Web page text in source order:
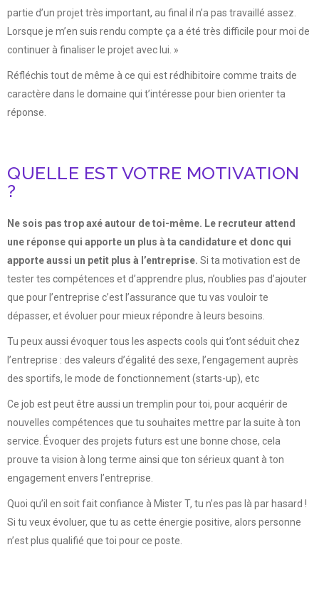
partie d’un projet très important, au final il n’a pas travaillé assez.
Lorsque je m’en suis rendu compte ça a été très difficile pour moi de
continuer à finaliser le projet avec lui. »
Réfléchis tout de même à ce qui est rédhibitoire comme traits de
caractère dans le domaine qui t’intéresse pour bien orienter ta
réponse.
QUELLE EST VOTRE MOTIVATION
?
Ne sois pas trop axé autour de toi-même. Le recruteur attend
une réponse qui apporte un plus à ta candidature et donc qui
apporte aussi un petit plus à l’entreprise. Si ta motivation est de
tester tes compétences et d’apprendre plus, n’oublies pas d’ajouter
que pour l’entreprise c’est l’assurance que tu vas vouloir te
dépasser, et évoluer pour mieux répondre à leurs besoins.
Tu peux aussi évoquer tous les aspects cools qui t’ont séduit chez
l’entreprise : des valeurs d’égalité des sexe, l’engagement auprès
des sportifs, le mode de fonctionnement (starts-up), etc
Ce job est peut être aussi un tremplin pour toi, pour acquérir de
nouvelles compétences que tu souhaites mettre par la suite à ton
service. Évoquer des projets futurs est une bonne chose, cela
prouve ta vision à long terme ainsi que ton sérieux quant à ton
engagement envers l’entreprise.
Quoi qu’il en soit fait confiance à Mister T, tu n’es pas là par hasard !
Si tu veux évoluer, que tu as cette énergie positive, alors personne
n’est plus qualifié que toi pour ce poste.